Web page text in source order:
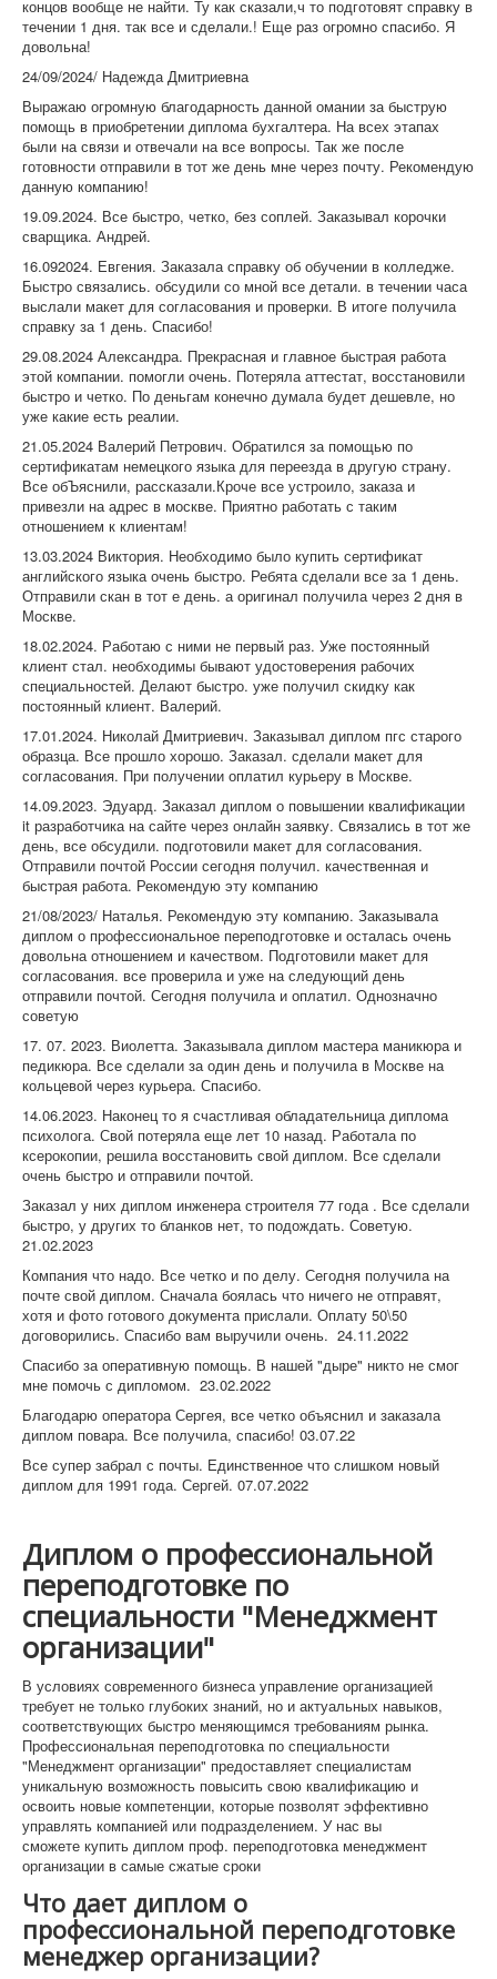
концов вообще не найти. Ту как сказали,ч то подготовят справку в
течении 1 дня. так все и сделали.! Еще раз огромно спасибо. Я
довольна!
24/09/2024/ Надежда Дмитриевна
Выражаю огромную благодарность данной омании за быструю
помощь в приобретении диплома бухгалтера. На всех этапах
были на связи и отвечали на все вопросы. Так же после
готовности отправили в тот же день мне через почту. Рекомендую
данную компанию!
19.09.2024. Все быстро, четко, без соплей. Заказывал корочки
сварщика. Андрей.
16.092024. Евгения. Заказала справку об обучении в колледже.
Быстро связались. обсудили со мной все детали. в течении часа
выслали макет для согласования и проверки. В итоге получила
справку за 1 день. Спасибо!
29.08.2024 Александра. Прекрасная и главное быстрая работа
этой компании. помогли очень. Потеряла аттестат, восстановили
быстро и четко. По деньгам конечно думала будет дешевле, но
уже какие есть реалии.
21.05.2024 Валерий Петрович. Обратился за помощью по
сертификатам немецкого языка для переезда в другую страну.
Все обЪяснили, рассказали.Кроче все устроило, заказа и
привезли на адрес в москве. Приятно работать с таким
отношением к клиентам!
13.03.2024 Виктория. Необходимо было купить сертификат
английского языка очень быстро. Ребята сделали все за 1 день.
Отправили скан в тот е день. а оригинал получила через 2 дня в
Москве.
18.02.2024. Работаю с ними не первый раз. Уже постоянный
клиент стал. необходимы бывают удостоверения рабочих
специальностей. Делают быстро. уже получил скидку как
постоянный клиент. Валерий.
17.01.2024. Николай Дмитриевич. Заказывал диплом пгс старого
образца. Все прошло хорошо. Заказал. сделали макет для
согласования. При получении оплатил курьеру в Москве.
14.09.2023. Эдуард. Заказал диплом о повышении квалификации
it разработчика на сайте через онлайн заявку. Связались в тот же
день, все обсудили. подготовили макет для согласования.
Отправили почтой России сегодня получил. качественная и
быстрая работа. Рекомендую эту компанию
21/08/2023/ Наталья. Рекомендую эту компанию. Заказывала
диплом о профессиональное переподготовке и осталась очень
довольна отношением и качеством. Подготовили макет для
согласования. все проверила и уже на следующий день
отправили почтой. Сегодня получила и оплатил. Однозначно
советую
17. 07. 2023. Виолетта. Заказывала диплом мастера маникюра и
педикюра. Все сделали за один день и получила в Москве на
кольцевой через курьера. Спасибо.
14.06.2023. Наконец то я счастливая обладательница диплома
психолога. Свой потеряла еще лет 10 назад. Работала по
ксерокопии, решила восстановить свой диплом. Все сделали
очень быстро и отправили почтой.
Заказал у них диплом инженера строителя 77 года . Все сделали
быстро, у других то бланков нет, то подождать. Советую.
21.02.2023
Компания что надо. Все четко и по делу. Сегодня получила на
почте свой диплом. Сначала боялась что ничего не отправят,
хотя и фото готового документа прислали. Оплату 50\50
договорились. Спасибо вам выручили очень. 24.11.2022
Спасибо за оперативную помощь. В нашей "дыре" никто не смог
мне помочь с дипломом. 23.02.2022
Благодарю оператора Сергея, все четко объяснил и заказала
диплом повара. Все получила, спасибо! 03.07.22
Все супер забрал с почты. Единственное что слишком новый
диплом для 1991 года. Сергей. 07.07.2022
Диплом о профессиональной
переподготовке по
специальности "Менеджмент
организации"
В условиях современного бизнеса управление организацией
требует не только глубоких знаний, но и актуальных навыков,
соответствующих быстро меняющимся требованиям рынка.
Профессиональная переподготовка по специальности
"Менеджмент организации" предоставляет специалистам
уникальную возможность повысить свою квалификацию и
освоить новые компетенции, которые позволят эффективно
управлять компанией или подразделением. У нас вы
сможете купить диплом проф. переподготовка менеджмент
организации в самые сжатые сроки
Что дает диплом о
профессиональной переподготовке
менеджер организации?